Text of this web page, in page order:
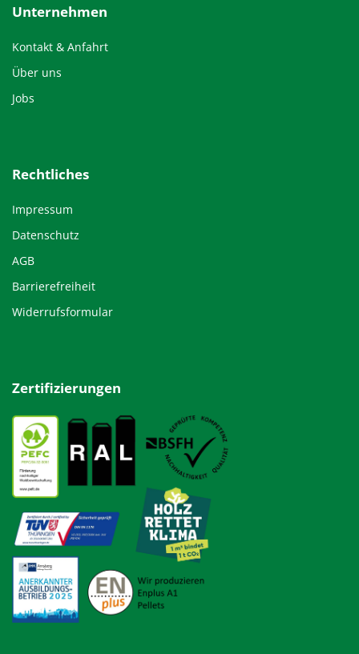
Unternehmen
Kontakt & Anfahrt
Über uns
Jobs
Rechtliches
Impressum
Datenschutz
AGB
Barrierefreiheit
Widerrufsformular
Zertifizierungen